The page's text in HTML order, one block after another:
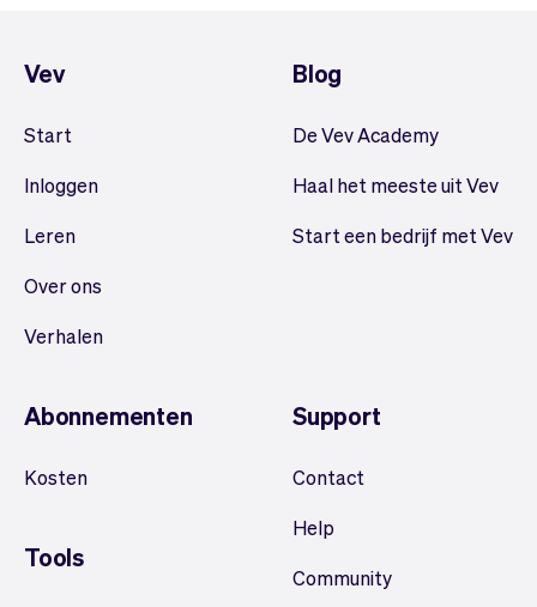
Vev
Start
Inloggen
Leren
Over ons
Verhalen
Blog
De Vev Academy
Haal het meeste uit Vev
Start een bedrijf met Vev
Abonnementen
Kosten
Tools
Support
Contact
Help
Community